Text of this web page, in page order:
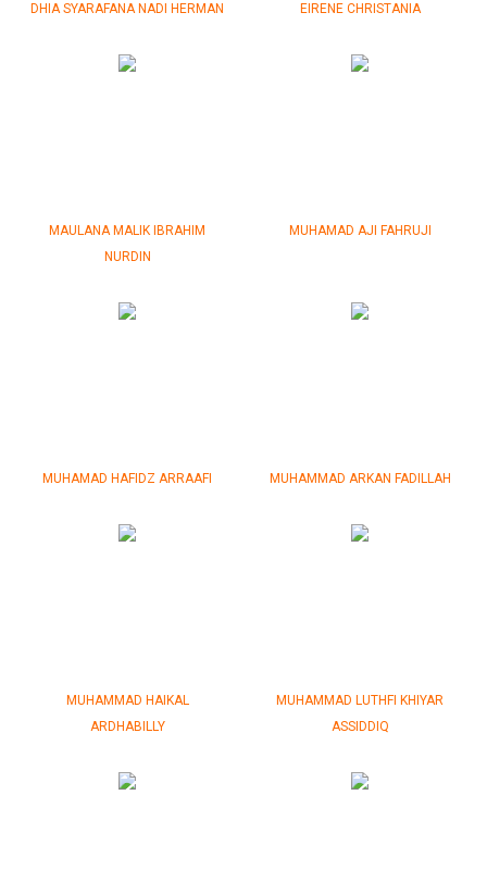
DHIA SYARAFANA NADI HERMAN EIRENE CHRISTANIA
MAULANA MALIK IBRAHIM
NURDIN
MUHAMAD AJI FAHRUJI
MUHAMAD HAFIDZ ARRAAFI MUHAMMAD ARKAN FADILLAH
MUHAMMAD HAIKAL
ARDHABILLY
MUHAMMAD LUTHFI KHIYAR
ASSIDDIQ